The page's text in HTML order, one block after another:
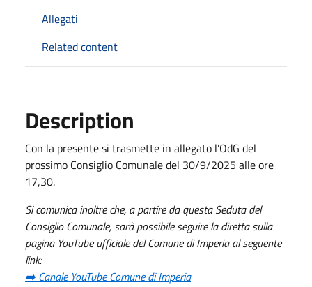
Allegati
Related content
Description
Con la presente si trasmette in allegato l'OdG del
prossimo Consiglio Comunale del 30/9/2025 alle ore
17,30.
Si comunica inoltre che, a partire da questa Seduta del
Consiglio Comunale, sarà possibile seguire la diretta sulla
pagina YouTube ufficiale del Comune di Imperia al seguente
link:
➡️ Canale YouTube Comune di Imperia